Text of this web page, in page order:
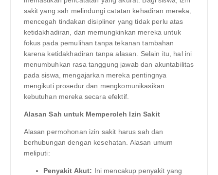
sakit yang sah melindungi catatan kehadiran mereka,
mencegah tindakan disipliner yang tidak perlu atas
ketidakhadiran, dan memungkinkan mereka untuk
fokus pada pemulihan tanpa tekanan tambahan
karena ketidakhadiran tanpa alasan. Selain itu, hal ini
menumbuhkan rasa tanggung jawab dan akuntabilitas
pada siswa, mengajarkan mereka pentingnya
mengikuti prosedur dan mengkomunikasikan
kebutuhan mereka secara efektif.
Alasan Sah untuk Memperoleh Izin Sakit
Alasan permohonan izin sakit harus sah dan
berhubungan dengan kesehatan. Alasan umum
meliputi:
Penyakit Akut: Ini mencakup penyakit yang